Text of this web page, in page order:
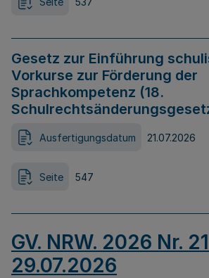
Gesetz zur Einführung
Vorkurse zur Förderung der
Sprachkompetenz (18.
Ausfertigungsdatum 21.07.2026
Seite 547
GV. NRW. 2026 Nr.
29.07.2026